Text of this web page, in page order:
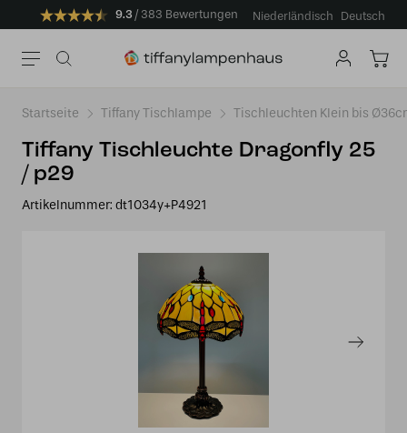
9.3 383 Bewertungen Niederländisch Deutsch
Startseite Tiffany Tischlampe Tischleuchten Klein bis
Tiffany Tischleuchte Dragonfly 25
/ p29
Artikelnummer: dt1034y+P4921